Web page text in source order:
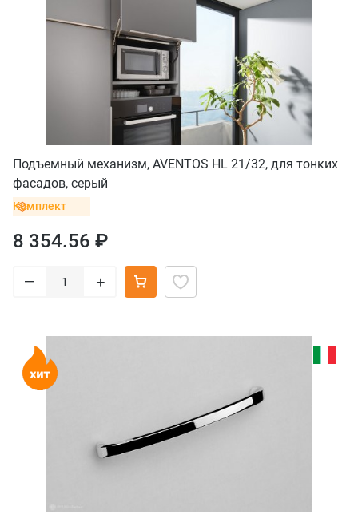
Подъемный механизм, AVENTOS HL 21/32, для тонких
фасадов, серый
Комплект
8 354.56 ₽
– +